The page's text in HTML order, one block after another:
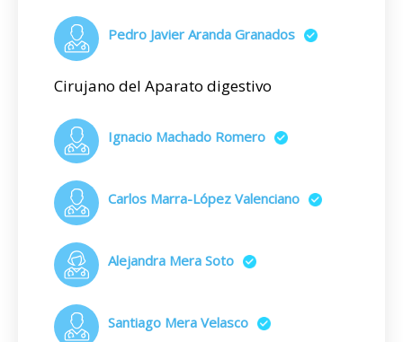
Pedro Javier Aranda Granados
Cirujano del Aparato digestivo
Ignacio Machado Romero
Carlos Marra-López Valenciano
Alejandra Mera Soto
Santiago Mera Velasco